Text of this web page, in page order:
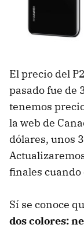
El precio del
pasado fue de
tenemos
la web de
dólares, unos
finales
Sí se conoce
dos colores: